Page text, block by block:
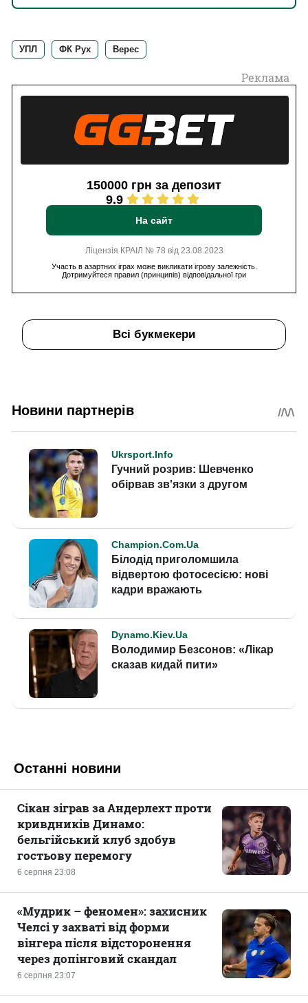
УПЛ ФК Рух Верес
Реклама
150000 грн за депозит
9.9
На сайт
Ліцензія КРАІЛ № 78 від 23.08.2023
Участь в азартних іграх може викликати ігрову залежність.
Дотримуйтеся правил (принципів) відповідальної гри
Всі букмекери
Останні новини
6 серпня 23:08
Сікан зіграв за Андерлехт проти
кривдників Динамо:
бельгійський клуб здобув
гостьову перемогу
6 серпня 23:07
«Мудрик – феномен»: захисник
Челсі у захваті від форми
вінгера після відсторонення
через допінговий скандал